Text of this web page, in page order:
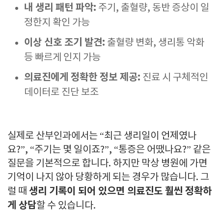
내 생리 패턴 파악: 주기, 출혈량, 동반 증상이 일
정한지 확인 가능
이상 신호 조기 발견: 출혈량 변화, 생리통 악화
등 빠르게 인지 가능
의료진에게 정확한 정보 제공: 진료 시 구체적인
데이터로 진단 보조
실제로 산부인과에서는 “최근 생리일이 언제였나
요?”, “주기는 몇 일이죠?”, “통증은 어땠나요?” 같은
질문을 기본적으로 합니다. 하지만 막상 병원에 가면
기억이 나지 않아 당황하게 되는 경우가 많습니다. 그
럴 때 생리 기록이 되어 있으면 의료진도 훨씬 정확하
게 상담할 수 있습니다.